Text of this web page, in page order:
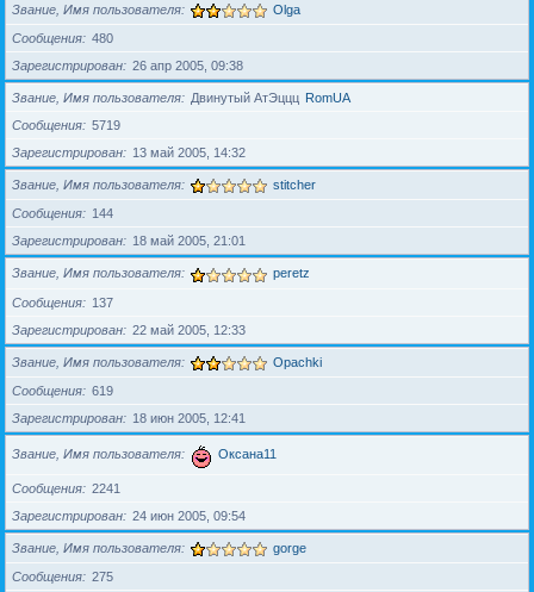
Звание, Имя пользователя Olga
Сообщения
480
Зарегистрирован
26 апр 2005, 09:38
Звание, Имя пользователя Двинутый АтЭццц RomUA
Сообщения
5719
Зарегистрирован
13 май 2005, 14:32
Звание, Имя пользователя stitcher
Сообщения
144
Зарегистрирован
18 май 2005, 21:01
Звание, Имя пользователя peretz
Сообщения
137
Зарегистрирован
22 май 2005, 12:33
Звание, Имя пользователя Opachki
Сообщения
619
Зарегистрирован
18 июн 2005, 12:41
Звание, Имя пользователя Оксана11
Сообщения
2241
Зарегистрирован
24 июн 2005, 09:54
Звание, Имя пользователя gorge
Сообщения
275